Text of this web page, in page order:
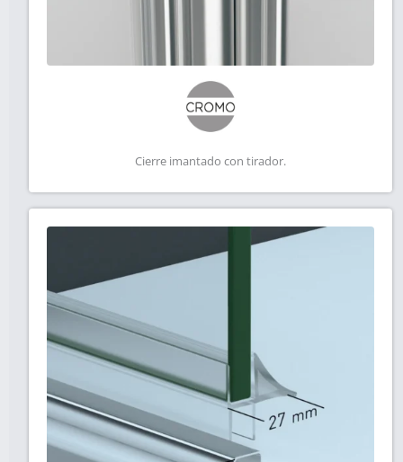
Cierre imantado con tirador.